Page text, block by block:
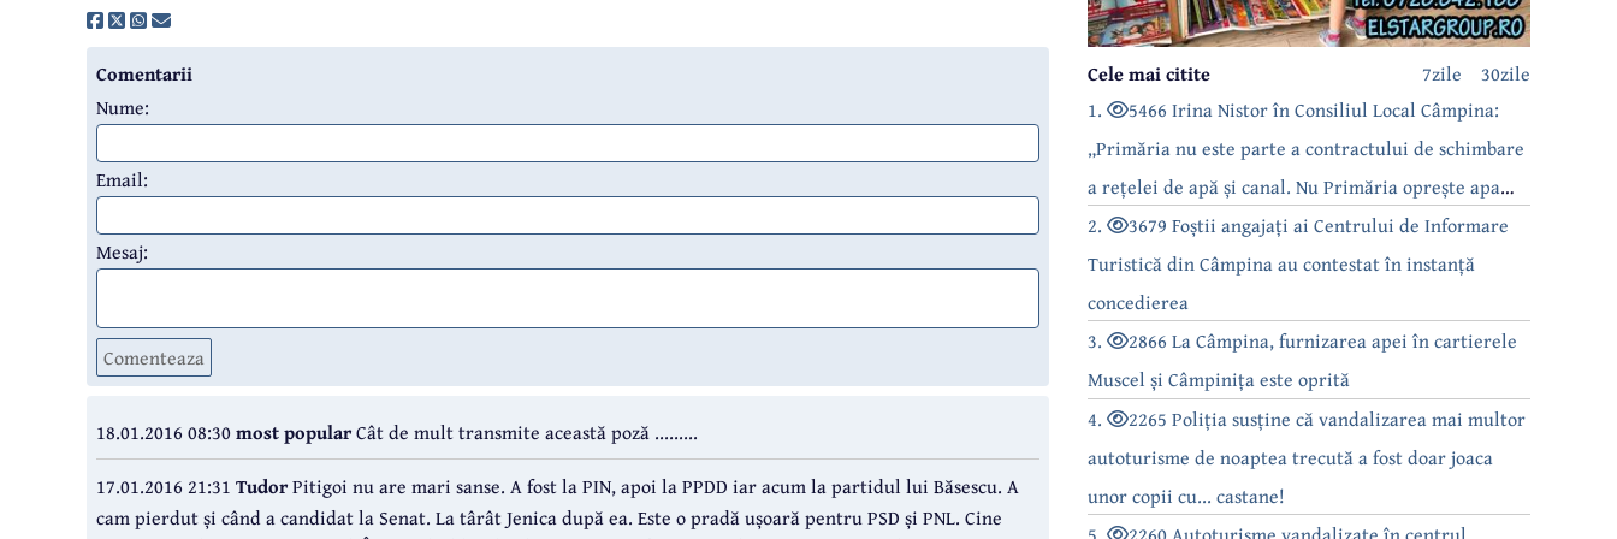
Comentarii
Nume:
Email:
Mesaj:
Comenteaza
18.01.2016 08:30most popularCât de mult transmite această poză .........
17.01.2016 21:31 TudorPitigoi nu are mari sanse. A fost la PIN, apoi la PPDD iar acum la partidul lui Băsescu. A
cam pierdut și când a candidat la Senat. La târât Jenica după ea. Este o pradă ușoară pentru PSD și PNL. Cine
30zile
7zile
Cele mai citite
1.
5466 Irina Nistor în Consiliul Local Câmpina:
„Primăria nu este parte a contractului de schimbare
a rețelei de apă și canal. Nu Primăria oprește apa
câmpinenilor!”
2.
3679 Foștii angajați ai Centrului de Informare
Turistică din Câmpina au contestat în instanță
concedierea
3.
2866 La Câmpina, furnizarea apei în cartierele
Muscel și Câmpinița este oprită
4.
2265 Poliția susține că vandalizarea mai multor
autoturisme de noaptea trecută a fost doar joaca
unor copii cu... castane!